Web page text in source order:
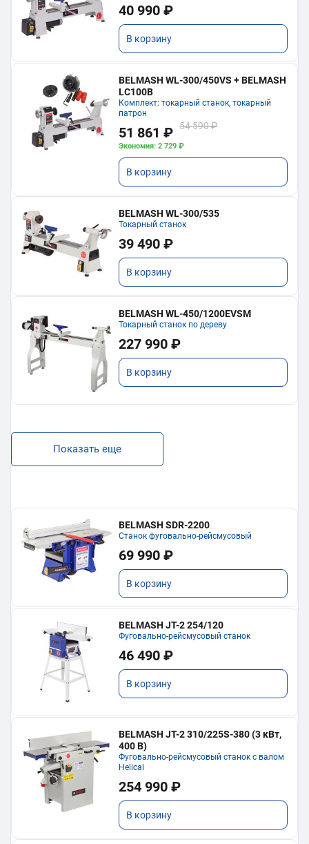
40 990 ₽
В корзину
BELMASH WL-300/450VS + BELMASH
LC100B
Комплект: токарный станок, токарный
патрон
51 861 ₽ 54 590 ₽
Экономия: 2 729 ₽
В корзину
BELMASH WL-300/535
Токарный станок
39 490 ₽
В корзину
BELMASH WL-450/1200EVSM
Токарный станок по дереву
227 990 ₽
В корзину
Показать еще
BELMASH SDR-2200
Станок фуговально-рейсмусовый
69 990 ₽
В корзину
BELMASH JT-2 254/120
Фуговально-рейсмусовый станок
46 490 ₽
В корзину
BELMASH JT-2 310/225S-380 (3 кВт,
400 В)
Фуговально-рейсмусовый станок с валом
Helical
254 990 ₽
В корзину